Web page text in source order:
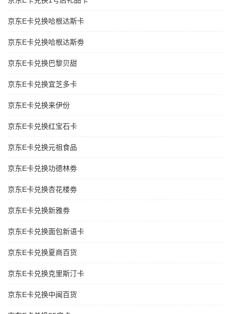
京东E卡兑换哈根达斯卡
京东E卡兑换哈根达斯劵
京东E卡兑换巴黎贝甜
京东E卡兑换宜芝多卡
京东E卡兑换来伊份
京东E卡兑换红宝石卡
京东E卡兑换元祖食品
京东E卡兑换功德林劵
京东E卡兑换杏花楼劵
京东E卡兑换新雅劵
京东E卡兑换面包新语卡
京东E卡兑换夏商百货
京东E卡兑换克里斯汀卡
京东E卡兑换中闽百货